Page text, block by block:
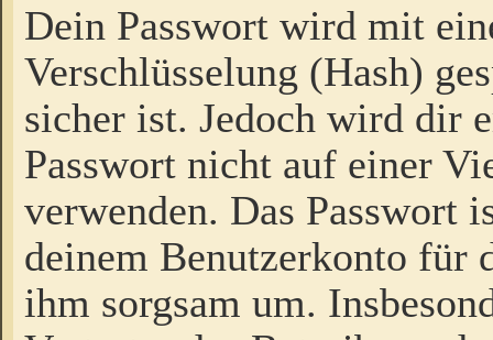
Dein Passwort wird mit
Verschlüsselung (Hash)
sicher ist. Jedoch wird dir
Passwort nicht auf einer
verwenden. Das Passwort
deinem Benutzerkonto für
ihm sorgsam um.